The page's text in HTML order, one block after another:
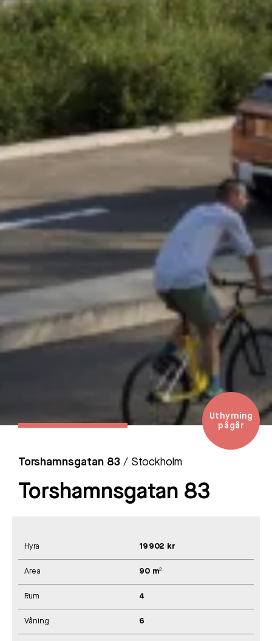
Uthyrning
pågår
Hyra 19902 kr
Area 90 m²
Rum 4
Våning 6
Torshamnsgatan 83 / Stockholm
Torshamnsgatan 83